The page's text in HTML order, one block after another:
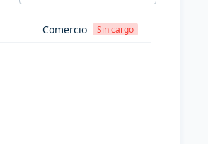
Comercio Sin cargo